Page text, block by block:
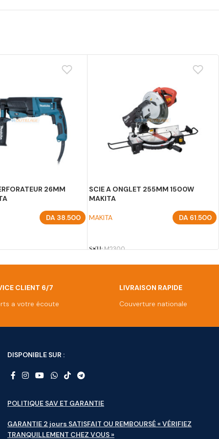
26MM
DA38.500
SCIE A ONGLET 255MM 1500W
MAKITA
MAKITA DA61.500
SKU:M2300
CLIENT 6/7
a votre écoute
LIVRAISON RAPIDE
Couverture nationale
DISPONIBLE SUR :
POLITIQUE SAV ET GARANTIE
GARANTIE 2 jours SATISFAIT OU REMBOURSÉ « VÉRIFIEZ
TRANQUILLEMENT CHEZ VOUS »